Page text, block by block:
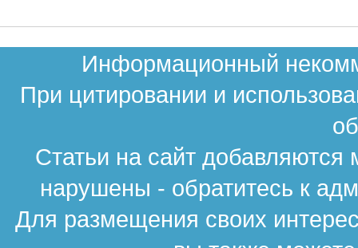
Информационный
При цитировании и
Статьи на сайт
нарушены - обратитесь к
Для размещения своих